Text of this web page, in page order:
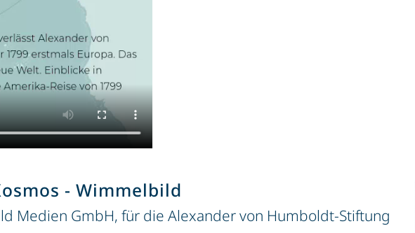
- Wimmelbild
Medien GmbH, für die Alexander von Humboldt-Stiftung